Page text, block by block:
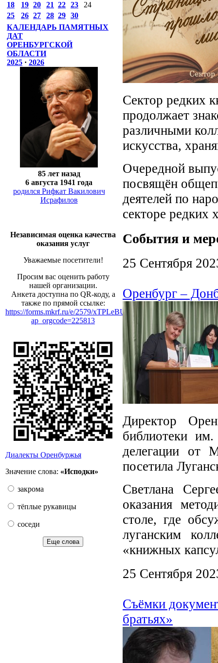
18
19 20 21 22 23
24
25
26 27 28 29 30
КАЛЕНДАРЬ ПАМЯТНЫХ
ДАТ
ОРЕНБУРГСКОЙ
ОБЛАСТИ
2025 · 2026
85 лет назад
6 августа 1941 года
родился Рифкат Вакилович
Исрафилов
Независимая оценка качества
оказания услуг
Уважаемые посетители!
Просим вас оценить работу
нашей организации.
Анкета доступна по QR-коду, а
также по прямой ссылке:
https://forms.mkrf.ru/e/2579/xTPLeBU7/?
ap_orgcode=225813
Диалекты Оренбуржья
Значение слова: «Исподки»
закрома
тёплые рукавицы
соседи
Еще слова
Сектор редких
продолжает
различными
искусства,
Очередной
посвящён
деятелей по
секторе редких
События и
25 Сентября
Оренбург –
Директор
библиотеки
делегации от
посетила
Светлана
оказания
столе, где
луганским
«книжных
25 Сентября
Съёмки
братьях»